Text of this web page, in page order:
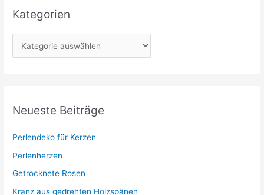
Kategorien
a
g
r
i
e
Neueste Beiträge
Perlendeko für Kerzen
Perlenherzen
Getrocknete Rosen
Kranz aus gedrehten Holzspänen